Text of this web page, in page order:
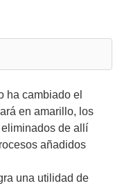
ha cambiado el
en amarillo, los
de allí
añadidos
una utilidad de